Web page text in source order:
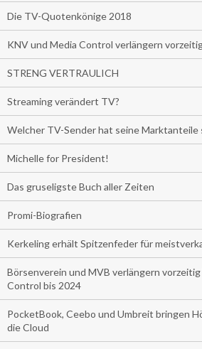
Die TV-Quotenkönige 2018
KNV und Media Control verlängern
STRENG VERTRAULICH
Streaming verändert TV?
Welcher TV-Sender hat seine
Michelle for President!
Das gruseligste Buch aller Zeiten
Promi-Biografien
Kerkeling erhält Spitzenfeder für
Börsenverein und MVB verlängern
Control bis 2024
PocketBook, Ceebo und Umbreit bringen
die Cloud